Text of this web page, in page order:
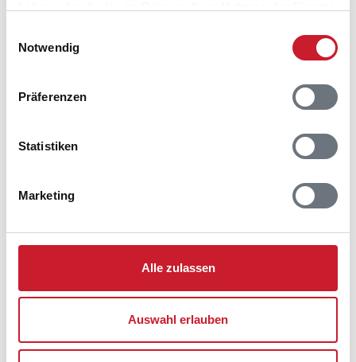
Notwendig
Präferenzen
Statistiken
Marketing
Alle zulassen
Auswahl erlauben
Das Bereitstellen und Ausführen einiger
deaktivieren Sie bitte den Blocker für diese Seite
Hinweis:
Nachdem Sie Ihre Erlaubnis gegeben
haben, können Sie weiterhin selbst bestimmen,
Belegungskalender
Reisedauer auswählen
Anzahl Reisende auswählen
Sie bekommen Verfügbarkeit und Preis angezeigt